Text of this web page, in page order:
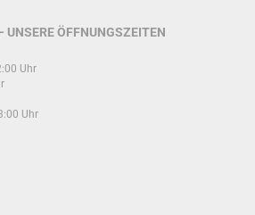
UNSERE ÖFFNUNGSZEITEN
Uhr
Uhr